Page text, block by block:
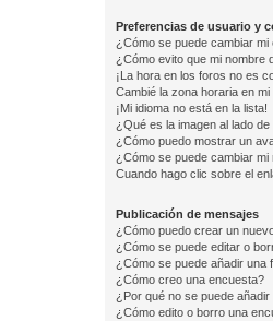
Preferencias de usuario y
¿Cómo se puede cambiar mi
¿Cómo evito que mi nombre
¡La hora en los foros no es
Cambié la zona horaria en
¡Mi idioma no está en la lista!
¿Qué es la imagen al lado
¿Cómo puedo mostrar un
¿Cómo se puede cambiar mi
Cuando hago clic sobre el
Publicación de mensajes
¿Cómo puedo crear un
¿Cómo se puede editar o
¿Cómo se puede añadir una
¿Cómo creo una encuesta?
¿Por qué no se puede
¿Cómo edito o borro una